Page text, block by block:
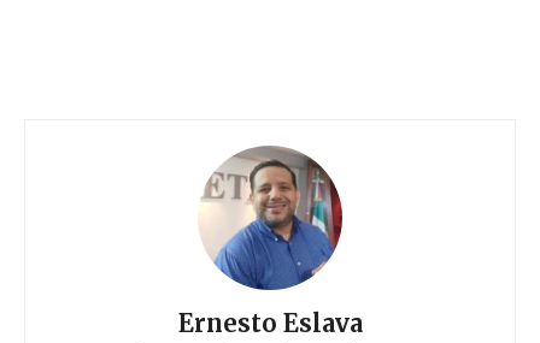
Ernesto Eslava